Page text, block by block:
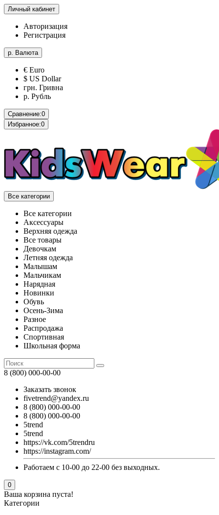
Личный кабинет
Авторизация
Регистрация
р. Валюта
€ Euro
$ US Dollar
грн. Гривна
р. Рубль
Сравнение:0
Избранное:0
Все категории
Все категории
Аксессуары
Верхняя одежда
Все товары
Девочкам
Летняя одежда
Малышам
Мальчикам
Нарядная
Новинки
Обувь
Осень-Зима
Разное
Распродажа
Спортивная
Школьная форма
8 (800) 000-00-00
Заказать звонок
fivetrend@yandex.ru
8 (800) 000-00-00
8 (800) 000-00-00
5trend
5trend
https://vk.com/5trendru
https://instagram.com/
Работаем с 10-00 до 22-00 без выходных.
0
Ваша корзина пуста!
Категории